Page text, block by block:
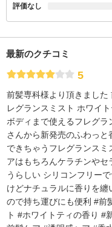
評価なし
最新のクチコミ
5
前髪専科様より頂きました
レグランスミスト ホワイ
ボディまで使えるフレグ
さんから新発売のふわっと
できちゃうフレグランスミ
アはもちろんケラチンや
うらしい シリコンフリー
けどナチュラルに香りを
ので持ち運びにも便利 #前
ト #ホワイトティの香り #